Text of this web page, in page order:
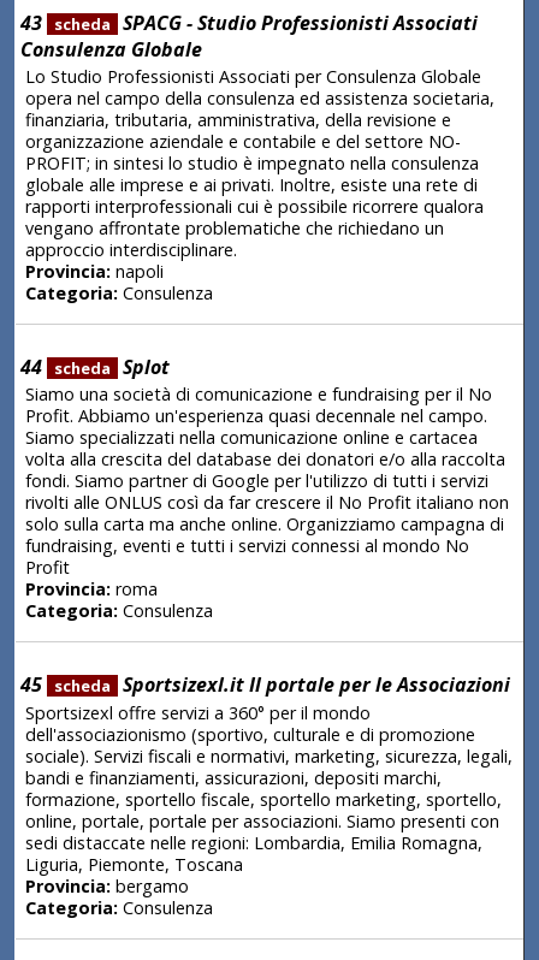
43 scheda
SPACG - Studio Professionisti Associati
Consulenza Globale
Lo Studio Professionisti Associati per Consulenza Globale
opera nel campo della consulenza ed assistenza societaria,
finanziaria, tributaria, amministrativa, della revisione e
organizzazione aziendale e contabile e del settore NO-
PROFIT; in sintesi lo studio è impegnato nella consulenza
globale alle imprese e ai privati. Inoltre, esiste una rete di
rapporti interprofessionali cui è possibile ricorrere qualora
vengano affrontate problematiche che richiedano un
approccio interdisciplinare.
Provincia:napoli
Categoria:Consulenza
44 scheda Splot
Siamo una società di comunicazione e fundraising per il No
Profit. Abbiamo un'esperienza quasi decennale nel campo.
Siamo specializzati nella comunicazione online e cartacea
volta alla crescita del database dei donatori e/o alla raccolta
fondi. Siamo partner di Google per l'utilizzo di tutti i servizi
rivolti alle ONLUS così da far crescere il No Profit italiano non
solo sulla carta ma anche online. Organizziamo campagna di
fundraising, eventi e tutti i servizi connessi al mondo No
Profit
Provincia:roma
Categoria:Consulenza
45 scheda Sportsizexl.it Il portale per le Associazioni
Sportsizexl offre servizi a 360° per il mondo
dell'associazionismo (sportivo, culturale e di promozione
sociale). Servizi fiscali e normativi, marketing, sicurezza, legali,
bandi e finanziamenti, assicurazioni, depositi marchi,
formazione, sportello fiscale, sportello marketing, sportello,
online, portale, portale per associazioni. Siamo presenti con
sedi distaccate nelle regioni: Lombardia, Emilia Romagna,
Liguria, Piemonte, Toscana
Provincia:bergamo
Categoria:Consulenza